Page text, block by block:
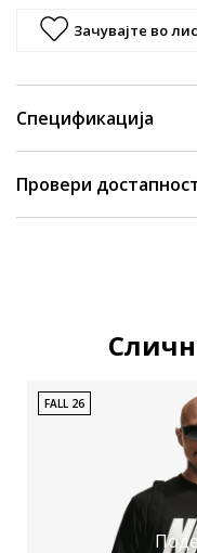
Зачувајте во
Спецификација
Провери
FALL 26